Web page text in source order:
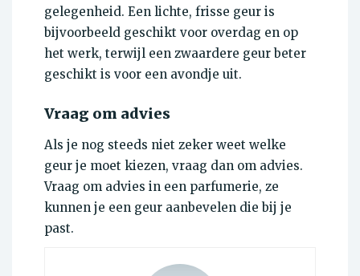
gelegenheid. Een lichte, frisse geur is
bijvoorbeeld geschikt voor overdag en op
het werk, terwijl een zwaardere geur beter
geschikt is voor een avondje uit.
Vraag om advies
Als je nog steeds niet zeker weet welke
geur je moet kiezen, vraag dan om advies.
Vraag om advies in een parfumerie, ze
kunnen je een geur aanbevelen die bij je
past.